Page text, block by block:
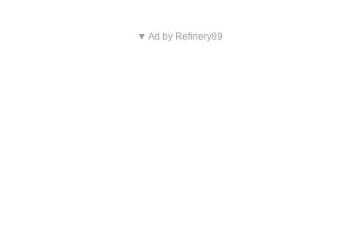
▼ Ad by Refinery89